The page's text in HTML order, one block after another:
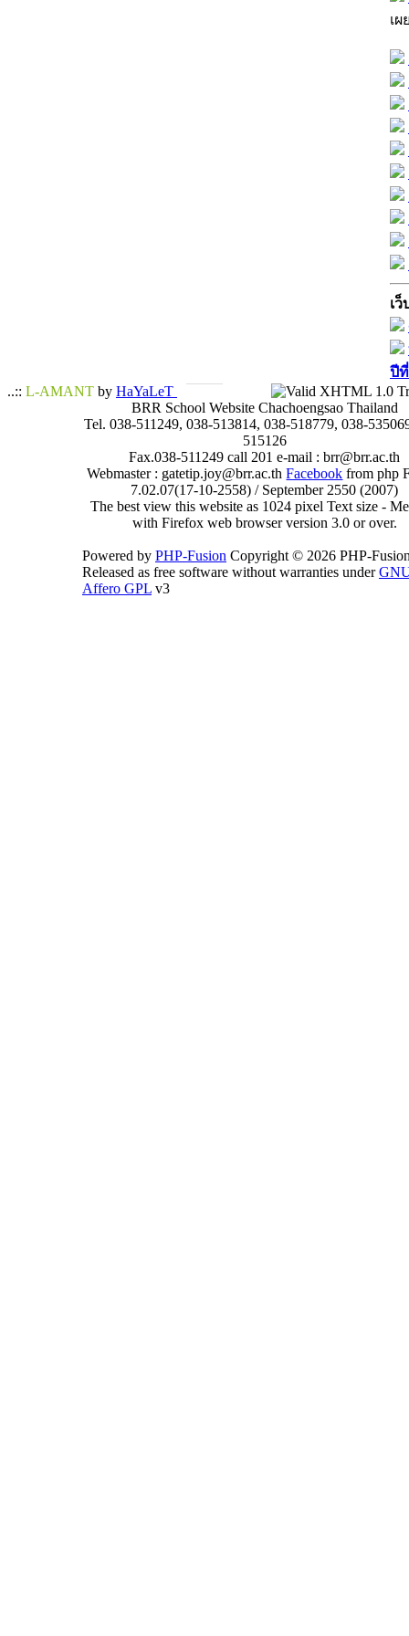
เ
เว็
ปี
..:: L-AMANT by HaYaLeT
BRR School Website Chachoengsao Thailand
Tel. 038-511249, 038-513814, 038-518779, 038-
515126
Fax.038-511249 call 201 e-mail : brr@brr.ac.th
Webmaster : gatetip.joy@brr.ac.thFacebook from php
7.02.07(17-10-2558) / September 2550 (2007)
The best view this website as 1024 pixel Text size -
with Firefox web browser version 3.0 or over.
Powered by PHP-Fusion Copyright © 2026 PHP-
Released as free software without warranties under
Affero GPL v3